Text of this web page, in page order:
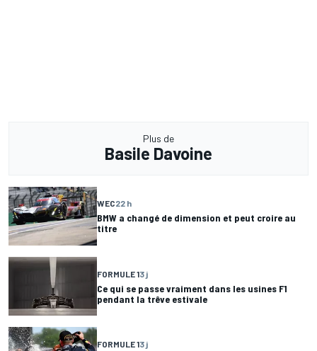
Plus de
Basile Davoine
WEC22 h
BMW a changé de dimension et peut croire au
titre
FORMULE 13 j
Ce qui se passe vraiment dans les usines F1
pendant la trêve estivale
FORMULE 13 j